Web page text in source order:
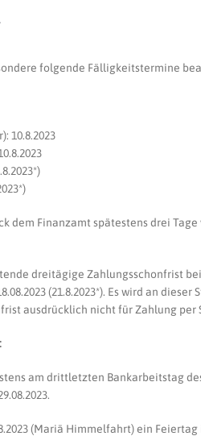
.
folgende Fälligkeitstermine
10.8.2023
dem Finanzamt spätestens drei
dreitägige Zahlungsschonfrist
(21.8.2023*). Es wird an dieser
ausdrücklich nicht für Zahlung per
am drittletzten Bankarbeitstag
(Mariä Himmelfahrt) ein Feiertag